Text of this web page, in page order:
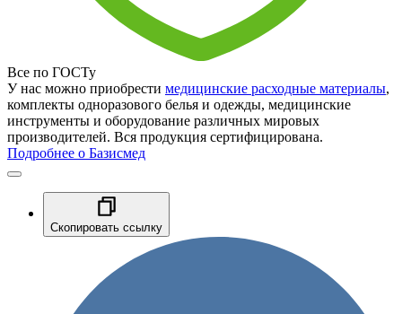
Все по ГОСТу
У нас можно приобрести медицинские расходные материалы,
комплекты одноразового белья и одежды, медицинские
инструменты и оборудование различных мировых
производителей. Вся продукция сертифицирована.
Подробнее о Базисмед
Скопировать ссылку